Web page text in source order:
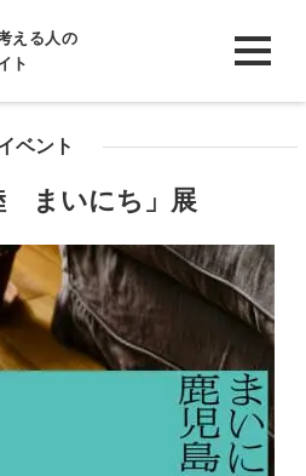
える人の
ト
ベント
まいにち」展